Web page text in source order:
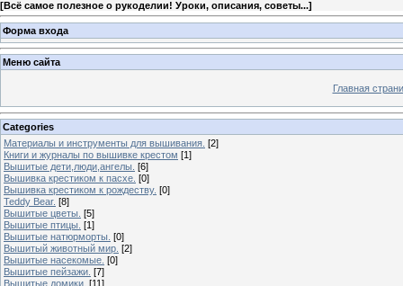
[Всё самое полезное о рукоделии! Уроки, описания, советы...]
Форма входа
Меню сайта
Главная
Categories
Материалы и инструменты для вышивания. [2]
Книги и журналы по вышивке крестом [1]
Вышитые дети,люди,ангелы. [6]
Вышивка крестиком к пасхе. [0]
Вышивка крестиком к рождеству. [0]
Teddy Bear. [8]
Вышитые цветы. [5]
Вышитые птицы. [1]
Вышитые натюрморты. [0]
Вышитый животный мир. [2]
Вышитые насекомые. [0]
Вышитые пейзажи. [7]
Вышитые домики. [11]